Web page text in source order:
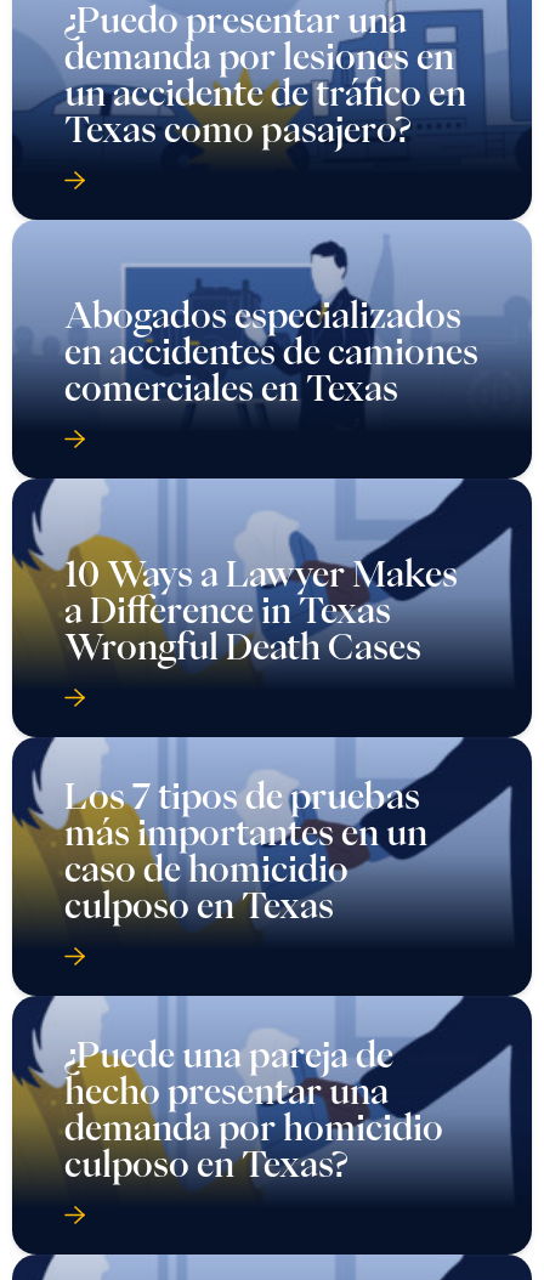
¿Puedo presentar una
demanda por lesiones en
un accidente de tráfico en
Texas como pasajero?
Abogados especializados
en accidentes de camiones
comerciales en Texas
10 Ways a Lawyer Makes
a Difference in Texas
Wrongful Death Cases
Los 7 tipos de pruebas
más importantes en un
caso de homicidio
culposo en Texas
¿Puede una pareja de
hecho presentar una
demanda por homicidio
culposo en Texas?